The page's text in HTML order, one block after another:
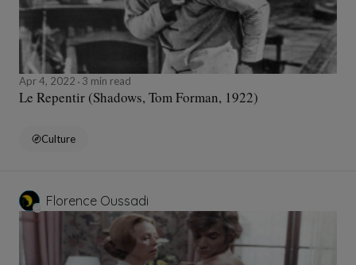
Apr 4, 2022 3 min read
Le Repentir (Shadows, Tom Forman, 1922)
Culture
Florence Oussadi